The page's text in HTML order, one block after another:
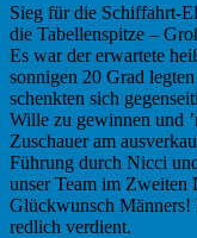
Sieg für die Schiffahrt-
die Tabellenspitze –
Es war der erwartete
sonnigen 20 Grad
schenkten sich
Wille zu gewinnen und
Zuschauer am
Führung durch Nicci
unser Team im Zweiten
Glückwunsch Männers!
redlich verdient.